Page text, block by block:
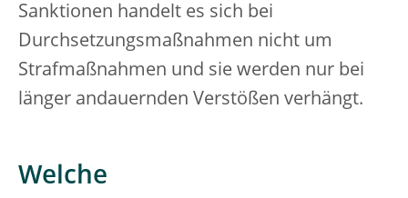
Sanktionen handelt es sich bei
Durchsetzungsmaßnahmen nicht um
Strafmaßnahmen und sie werden nur bei
länger andauernden Verstößen verhängt.
Welche